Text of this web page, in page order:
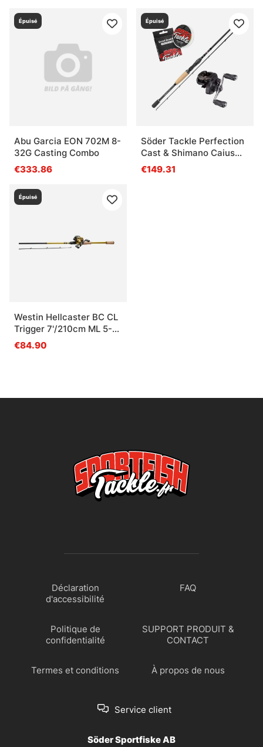
Épuisé
Abu Garcia EON 702M 8-
32G Casting Combo
€333.86
Épuisé
Söder Tackle Perfection
Cast & Shimano Caius
Combo 5-30g
€149.31
Épuisé
Westin Hellcaster BC CL
Trigger 7'/210cm ML 5-
24G 2Sec 201-Hh 4+1BB
0,20mm/125m
€84.90
Déclaration
d'accessibilité
FAQ
Politique de
confidentialité
SUPPORT PRODUIT &
CONTACT
Termes et conditions À propos de nous
Service client
Söder Sportfiske AB